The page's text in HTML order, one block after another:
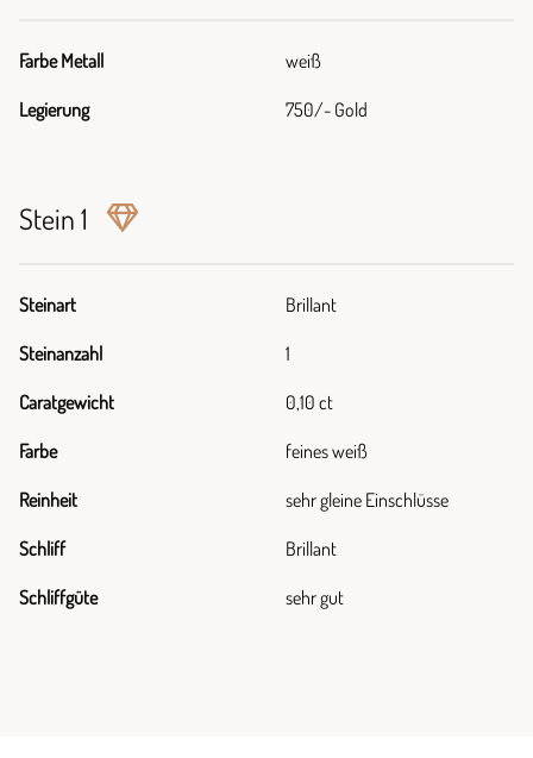
Farbe Metall weiß
Legierung 750/- Gold
Stein 1
Steinart Brillant
Steinanzahl 1
Caratgewicht 0,10 ct
Farbe feines weiß
Reinheit sehr gleine Einschlüsse
Schliff Brillant
Schliffgüte sehr gut